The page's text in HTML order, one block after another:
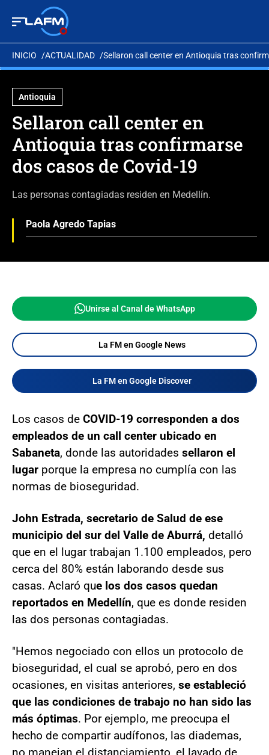
INICIO ACTUALIDAD Sellaron call center en Antioquia tras
Antioquia
Sellaron call center en
Antioquia tras confirmarse
dos casos de Covid-19
Las personas contagiadas residen en Medellín.
Paola Agredo Tapias
Unirse al Canal de WhatsApp
La FM en Google News
La FM en Google Discover
Los casos de COVID-19 corresponden a dos
empleados de un call center ubicado en
Sabaneta, donde las autoridades sellaron el
lugar porque la empresa no cumplía con las
normas de bioseguridad.
John Estrada, secretario de Salud de ese
municipio del sur del Valle de Aburrá, detalló
que en el lugar trabajan 1.100 empleados, pero
cerca del 80% están laborando desde sus
casas. Aclaró que los dos casos quedan
reportados en Medellín, que es donde residen
las dos personas contagiadas.
"Hemos negociado con ellos un protocolo de
bioseguridad, el cual se aprobó, pero en dos
ocasiones, en visitas anteriores, se estableció
que las condiciones de trabajo no han sido las
más óptimas. Por ejemplo, me preocupa el
hecho de compartir audífonos, las diademas,